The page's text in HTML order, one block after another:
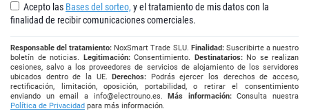
Acepto las Bases del sorteo, y el tratamiento de mis datos con la
finalidad de recibir comunicaciones comerciales.
Responsable del tratamiento: NoxSmart Trade SLU. Finalidad:Suscribirte a nuestro
boletín de noticias. Legitimación:Consentimiento. Destinatarios:No se realizan
cesiones, salvo a los proveedores de servicios de alojamiento de los servidores
ubicados dentro de la UE.Derechos: Podrás ejercer los derechos de acceso,
rectificación, limitación, oposición, portabilidad, o retirar el consentimiento
enviando un email a info@electrouno.es.Más información:Consulta nuestra
Política de Privacidad para más información.